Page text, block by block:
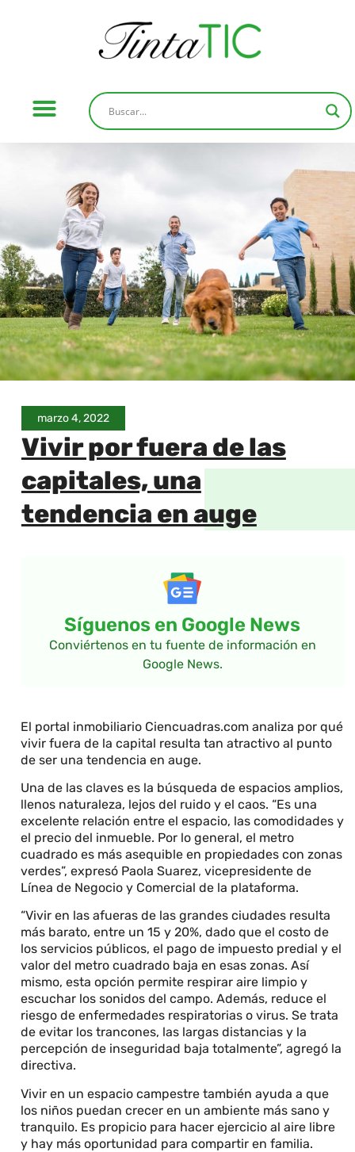
marzo 4, 2022
Vivir por fuera de las
capitales, una
tendencia en auge
Síguenos en Google News
Conviértenos en tu fuente de información en
Google News.
El portal inmobiliario Ciencuadras.com analiza por qué
vivir fuera de la capital resulta tan atractivo al punto
de ser una tendencia en auge.
Una de las claves es la búsqueda de espacios amplios,
llenos naturaleza, lejos del ruido y el caos. “Es una
excelente relación entre el espacio, las comodidades y
el precio del inmueble. Por lo general, el metro
cuadrado es más asequible en propiedades con zonas
verdes”, expresó Paola Suarez, vicepresidente de
Línea de Negocio y Comercial de la plataforma.
“Vivir en las afueras de las grandes ciudades resulta
más barato, entre un 15 y 20%, dado que el costo de
los servicios públicos, el pago de impuesto predial y el
valor del metro cuadrado baja en esas zonas. Así
mismo, esta opción permite respirar aire limpio y
escuchar los sonidos del campo. Además, reduce el
riesgo de enfermedades respiratorias o virus. Se trata
de evitar los trancones, las largas distancias y la
percepción de inseguridad baja totalmente”, agregó la
directiva.
Vivir en un espacio campestre también ayuda a que
los niños puedan crecer en un ambiente más sano y
tranquilo. Es propicio para hacer ejercicio al aire libre
y hay más oportunidad para compartir en familia.